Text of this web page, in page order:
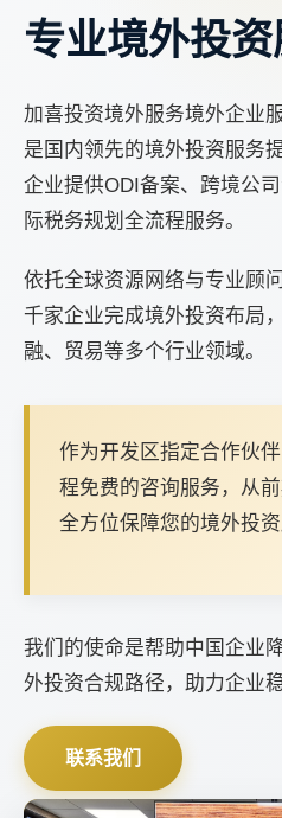
专业境外投
加喜投资境外服务境外企业
是国内领先的境外投资服务
企业提供ODI备案、跨境公
际税务规划全流程服务。
依托全球资源网络与专业顾
千家企业完成境外投资布局
融、贸易等多个行业领域。
作为开发区指定合作伙
程免费的咨询服务，从
全方位保障您的境外投资
我们的使命是帮助中国企业
外投资合规路径，助力企业
联系我们